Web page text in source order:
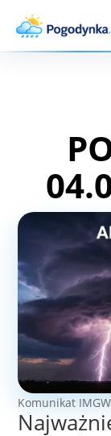
Komunikat IMGW